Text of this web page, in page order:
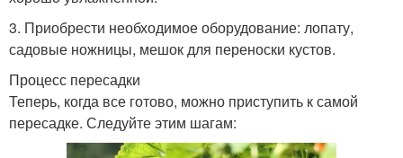
3. Приобрести необходимое оборудование: лопату,
садовые ножницы, мешок для переноски кустов.
Процесс пересадки
Теперь, когда все готово, можно приступить к самой
пересадке. Следуйте этим шагам: